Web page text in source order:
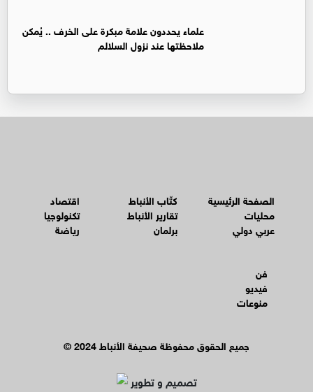
علماء يحددون علامة مبكرة على الخرف .. يُمكن
ملاحظتها عند نزول السلالم
الصفحة الرئيسية
محليات
عربي دولي
كتّاب الأنباط
تقارير الأنباط
برلمان
اقتصاد
تكنولوجيا
رياضة
فن
فيديو
منوعات
© جميع الحقوق محفوظة صحيفة الأنباط 2024
تصميم و تطوير